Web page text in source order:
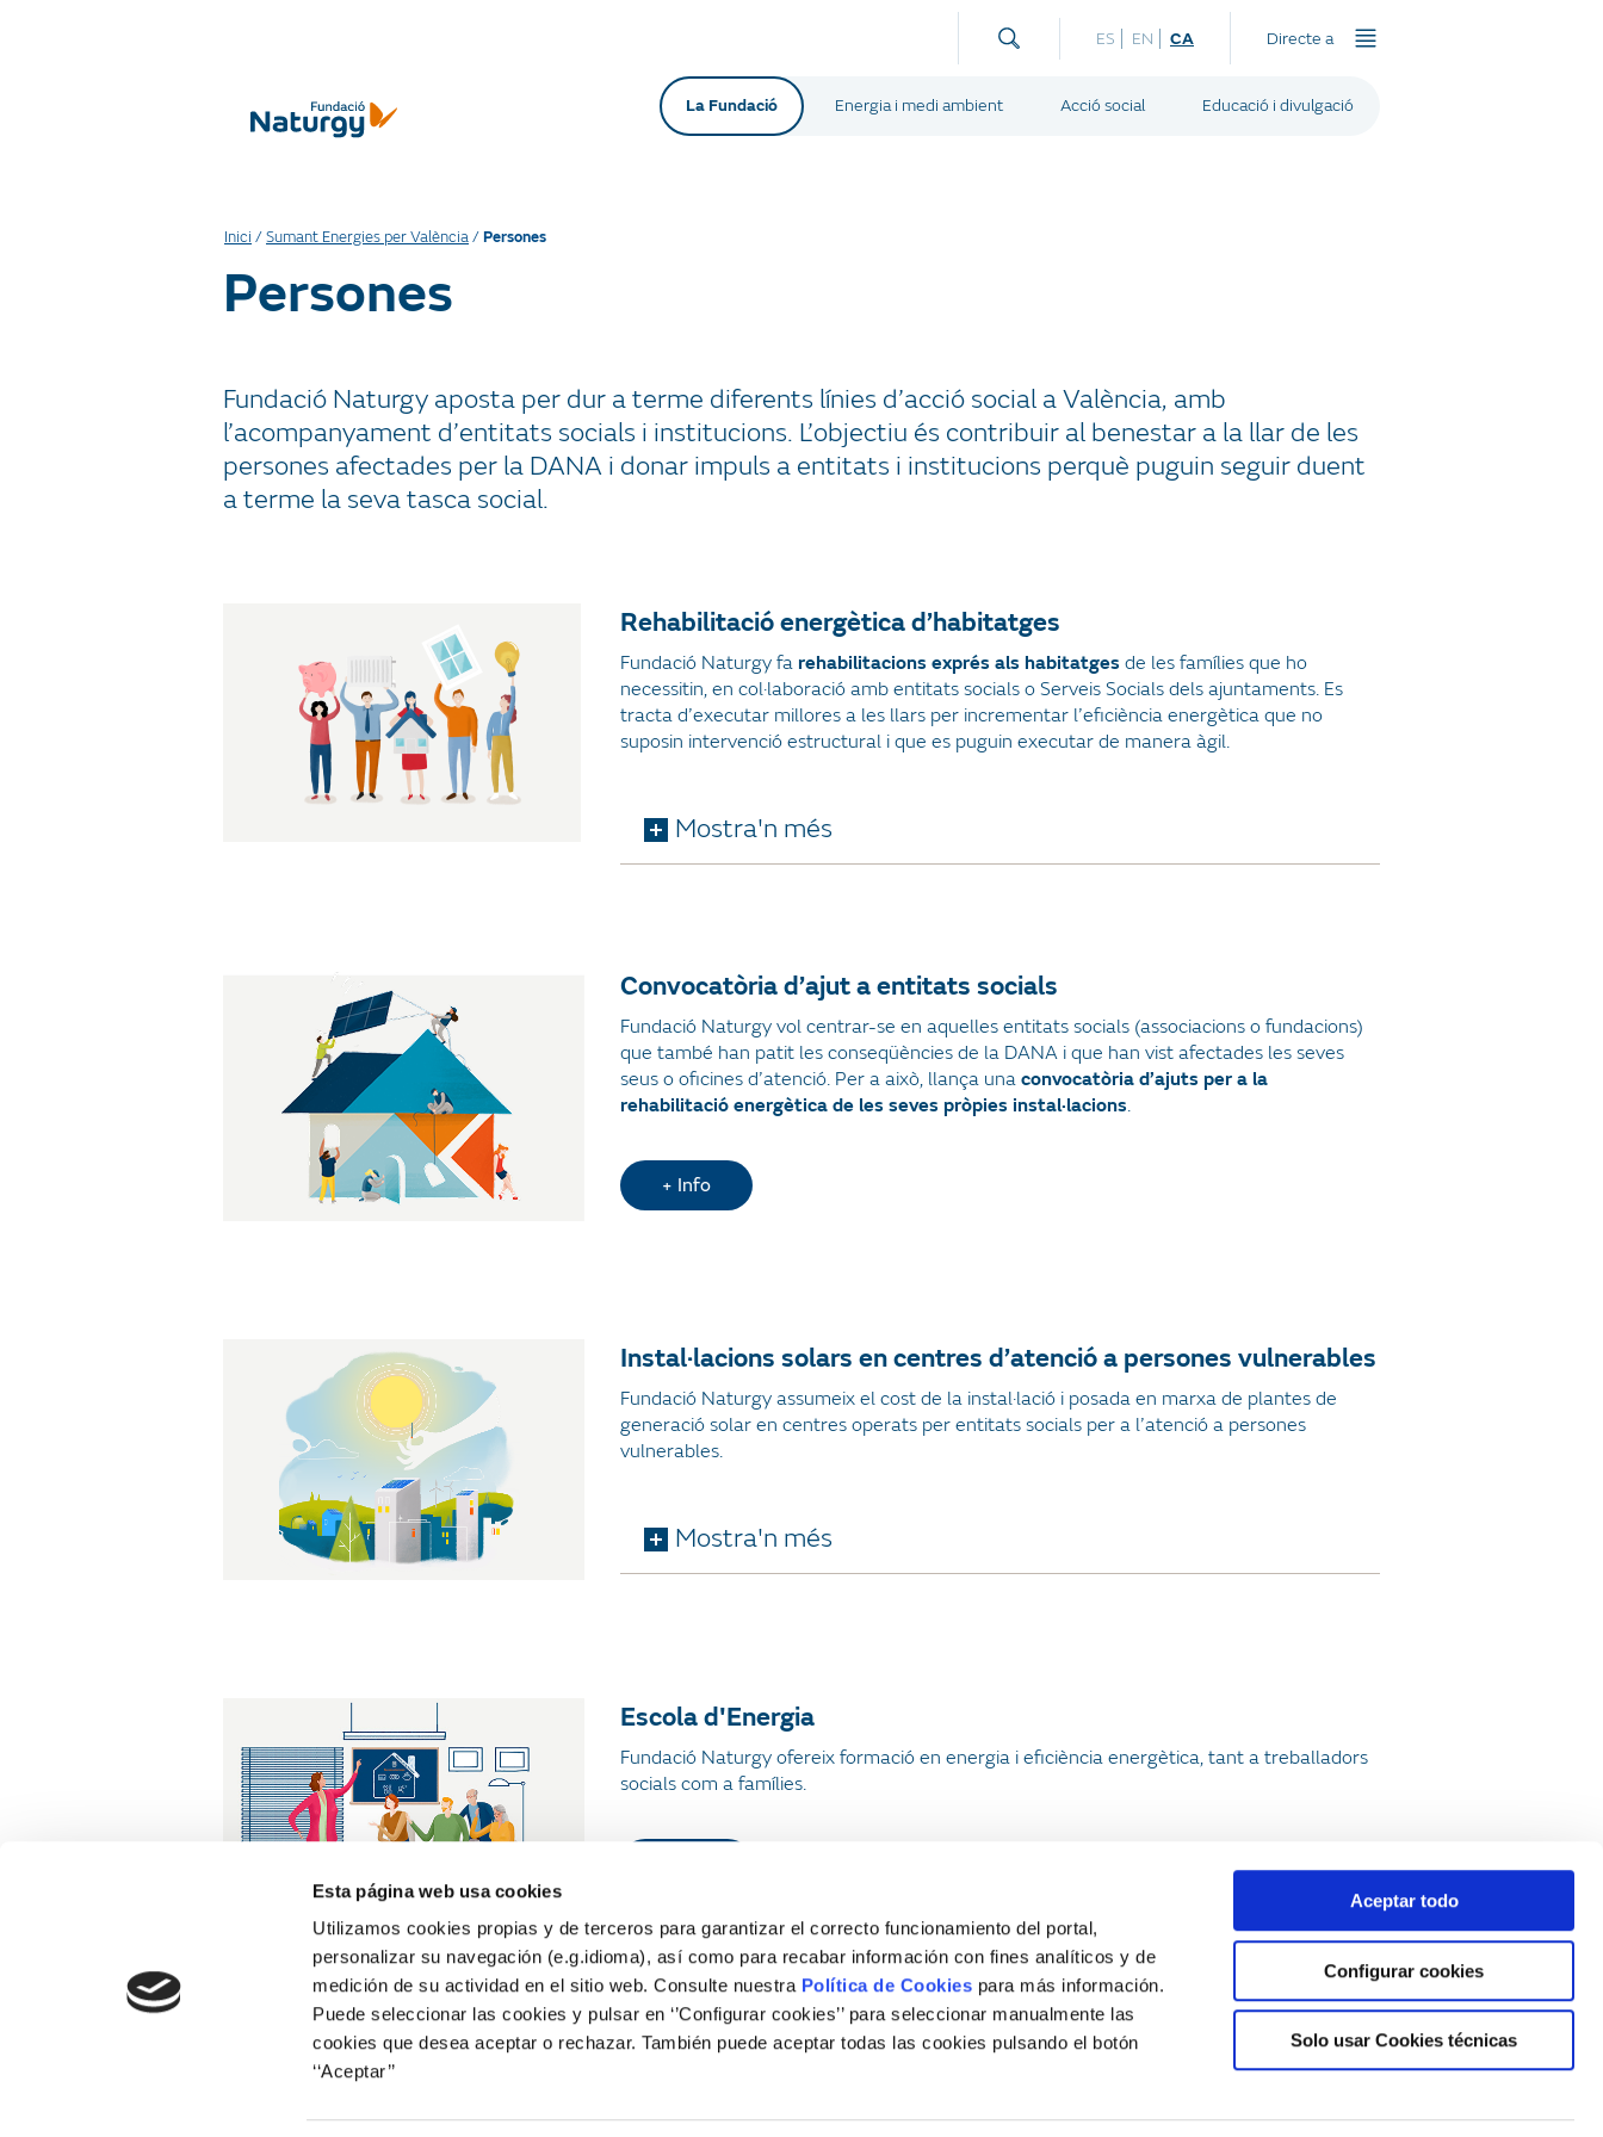
Esta página web usa cookies
Utilizamos cookies propias y de terceros para garantizar el correcto funcionamiento del portal,
personalizar su navegación (e.g.idioma), así como para recabar información con fines analíticos y de
medición de su actividad en el sitio web. Consulte nuestra Política de Cookies para más información.
Puede seleccionar las cookies y pulsar en ‘’Configurar cookies’’ para seleccionar manualmente las
cookies que desea aceptar o rechazar. También puede aceptar todas las cookies pulsando el botón
‘‘Aceptar’’
Aceptar todo
Configurar cookies
Solo usar Cookies técnicas
ES EN CA Directe a
La Fundació Energia i medi ambient Acció social Educació i divulgació
Inici /Sumant Energies per València/Persones
Persones
Fundació Naturgy aposta per dur a terme diferents línies d’acció social a València, amb
l’acompanyament d’entitats socials i institucions. L’objectiu és contribuir al benestar a la llar de les
persones afectades per la DANA i donar impuls a entitats i institucions perquè puguin seguir duent
a terme la seva tasca social.
Rehabilitació energètica d’habitatges
Fundació Naturgy fa rehabilitacions exprés als habitatgesde les famílies que ho
necessitin, en col·laboració amb entitats socials o Serveis Socials dels ajuntaments. Es
tracta d’executar millores a les llars per incrementar l’eficiència energètica que no
suposin intervenció estructural i que es puguin executar de manera àgil.
Mostra'n més
Convocatòria d’ajut a entitats socials
Fundació Naturgy vol centrar-se en aquelles entitats socials (associacions o fundacions)
que també han patit les conseqüències de la DANA i que han vist afectades les seves
seus o oficines d’atenció. Per a això, llança unaconvocatòria d’ajuts per a la
rehabilitació energètica de les seves pròpies instal·lacions.
+ Info
Instal·lacions solars en centres d’atenció a persones vulnerables
Fundació Naturgy assumeix el cost de la instal·lació i posada en marxa de plantes de
generació solar en centres operats per entitats socials per a l’atenció a persones
vulnerables.
Mostra'n més
Escola d'Energia
Fundació Naturgy ofereix formació en energia i eficiència energètica, tant a treballadors
socials com a famílies.